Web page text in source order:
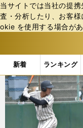
当サイトでは当社の提
査・分析したり、お客
okie を使⽤する場合が
新着 ランキング
b
ス
ポ
ル
テ
「#杉本涼」の